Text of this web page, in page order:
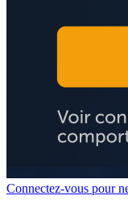
Connectez-vous pour